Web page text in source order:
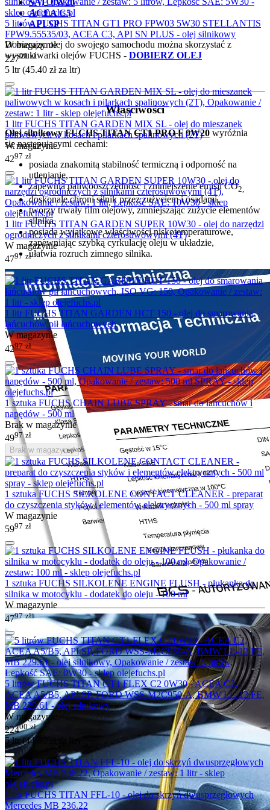
ACEA C5
API SP
Dobierając olej do swojego samochodu można skorzystać z
wyszukiwarki olejów FUCHS - DOBIERZ OLEJ
Właściwości
Olej silnikowy FUCHS TITAN GT1 PRO F 0W20 wyróżnia
się następującymi cechami:
posiada znakomitą stabilność termiczną i odporność na
utlenianie,
zapewnia paliwooszczędność i zmniejszenie emisji CO2,
doskonale chroni silnik przez zużyciem i osadami,
tworzy trwały film olejowy, zmniejszając zużycie elementów
silnika,
posiada wyjątkowe właściwości niskotemperaturowe,
zapewniając szybką cyrkulację oleju w układzie,
ułatwia rozruch zimnego silnika.
5 litrów FUCHS TITAN GT1 PRO FPW03 5W30 STELLANTIS
FPW9.55535/03, ACEA C3, API SN PLUS - olej silnikowy
W magazynie
22700 zł
5 ltr (45.40 złza ltr)
1 litr FUCHS TITAN GARDEN MIX SL - olej do mieszanek
paliwowych w kosach i pilarkach spalinowych (2T)
W magazynie
4297 zł
1 litr FUCHS TITAN GARDEN SUPER 10W30 - olej do narzędzi
ogrodniczych z silnikami czterosuwowymi (4T)
W magazynie
4797 zł
1 litr FUCHS TITAN GARDEN HCT 150 - olej do smarowania
łańcuchów pił łańcuchowych
W magazynie
4297 zł
1 sztuka FUCHS CHAIN LUBE SPRAY - smar do łańcuchów i
napędów - 500 ml
Brak w magazynie
4997 zł
Brak w magazynie
1 sztuka FUCHS SILKOLENE CONTACT CLEANER - preparat
do czyszczenia styków i elementów elektrycznych - 500 ml spray
W magazynie
5997 zł
1 sztuka FUCHS SILKOLENE ENGINE FLUSH - płukanka do
silnika w motocyklu - dodatek do oleju - 100 ml
W magazynie
4797 zł
5 litrów FUCHS TITAN GT1 FLEX C2 0W30 - ACEA C2,
ACEA A5/B5, API SP, FORD WSS-M2C950-A, BMW LL-12 FE,
MB 229.61 - olej silnikowy
W magazynie
22400 zł
5 ltr (44.80
1 litr FUCHS TITAN FFL-10 - olej do skrzyń dwusprzęgłowych
Mercedes MB 236.22